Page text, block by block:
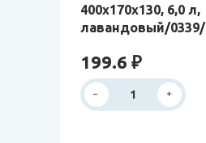
400x170x130, 6,0 л,
лавандовый/0339/
199.6 ₽